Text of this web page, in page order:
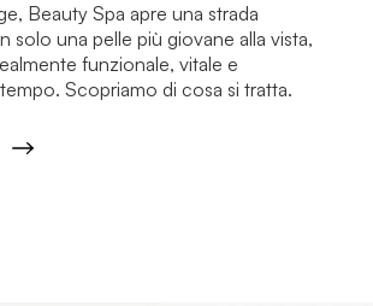
Beauty Spa apre una strada
solo una pelle più giovane alla vista,
funzionale, vitale e
Scopriamo di cosa si tratta.